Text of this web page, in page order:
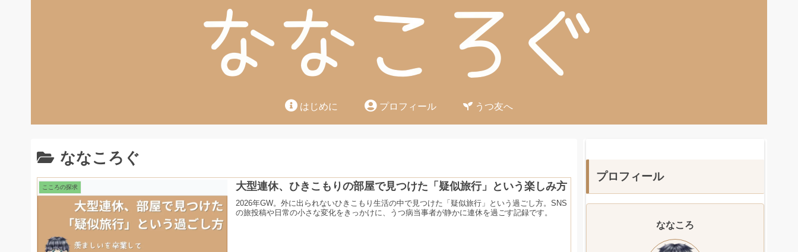
はじめに プロフィール うつ友へ
ななころぐ
こころの探求 大型連休、ひきこもりの部屋で見つけた「疑似旅行」という楽しみ方
2026年GW。外に出られないひきこもり生活の中で見つけた「疑似旅行」という過ごし方。SNS
の旅投稿や日常の小さな変化をきっかけに、うつ病当事者が静かに連休を過ごす記録です。
プロフィール
ななころ